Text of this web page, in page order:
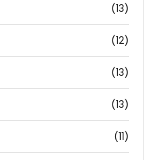
(13)
(12)
(13)
(13)
(11)